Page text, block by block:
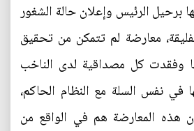
برحيل الرئيس وإعلان حالة الشغور
معارضة لم تتمكن من تحقيق
وفقدت كل مصداقية لدى الناخب
في نفس السلة مع النظام الحاكم،
هذه المعارضة هم في الواقع من